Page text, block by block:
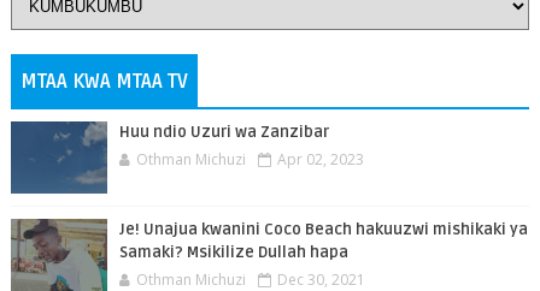
MTAA KWA MTAA TV
Huu ndio Uzuri wa Zanzibar
Othman Michuzi Apr 02, 2023
Je! Unajua kwanini Coco Beach hakuuzwi mishikaki ya
Samaki? Msikilize Dullah hapa
Othman Michuzi Dec 30, 2021